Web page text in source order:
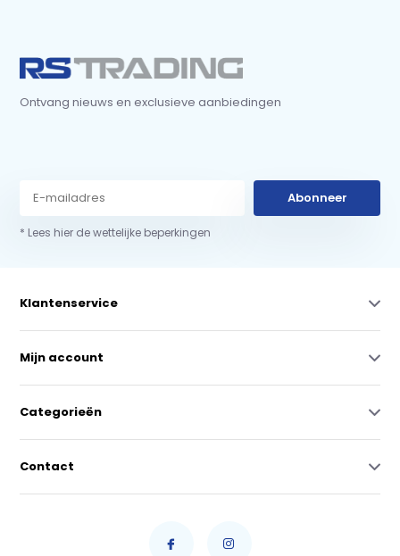
Ontvang nieuws en exclusieve aanbiedingen
Abonneer
* Lees hier de wettelijke beperkingen
Klantenservice
Mijn account
Categorieën
Contact